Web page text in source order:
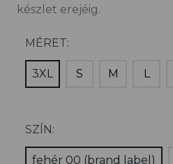
készlet erejéig.
MÉRET:
3XL S M L
SZÍN:
fehér 00 (brand label)